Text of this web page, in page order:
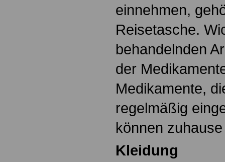
einnehmen,
Reisetasche.
behandelnden
der
Medikamente,
regelmäßig
können
Kleidung